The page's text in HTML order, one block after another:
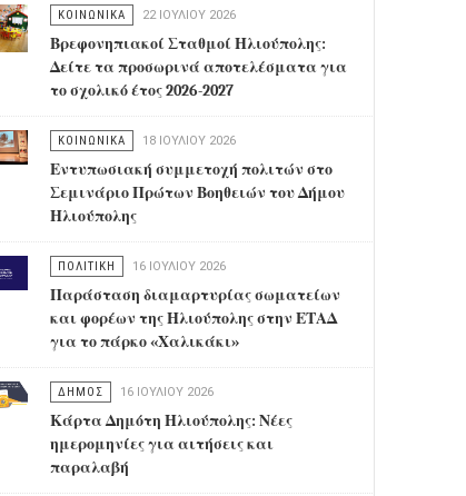
ΚΟΙΝΩΝΙΚΑ 22 ΙΟΥΛΊΟΥ 2026
Βρεφονηπιακοί Σταθμοί Ηλιούπολης:
Δείτε τα προσωρινά αποτελέσματα για
το σχολικό έτος 2026-2027
ΚΟΙΝΩΝΙΚΑ 18 ΙΟΥΛΊΟΥ 2026
Εντυπωσιακή συμμετοχή πολιτών στο
Σεμινάριο Πρώτων Βοηθειών του Δήμου
Ηλιούπολης
ΠΟΛΙΤΙΚΗ 16 ΙΟΥΛΊΟΥ 2026
Παράσταση διαμαρτυρίας σωματείων
και φορέων της Ηλιούπολης στην ΕΤΑΔ
για το πάρκο «Χαλικάκι»
ΔΗΜΟΣ 16 ΙΟΥΛΊΟΥ 2026
Κάρτα Δημότη Ηλιούπολης: Νέες
ημερομηνίες για αιτήσεις και
παραλαβή